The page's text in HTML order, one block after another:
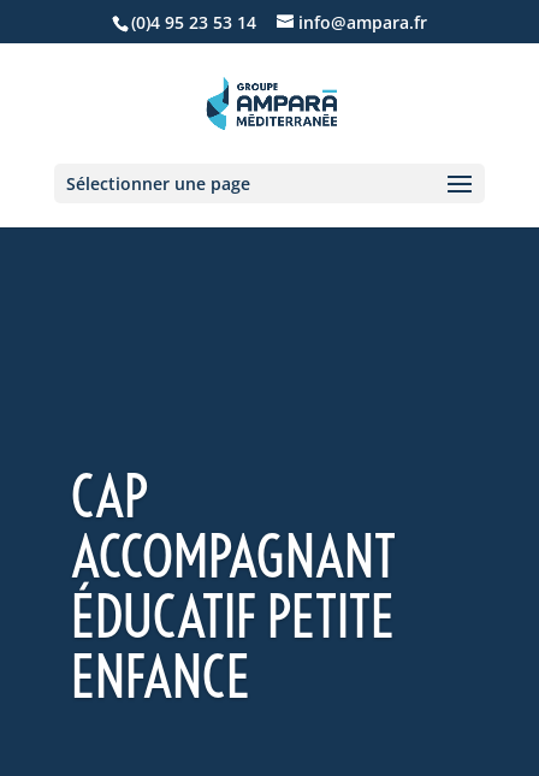
(0)4 95 23 53 14 info@ampara.fr
Sélectionner une page
CAP
ACCOMPAGNANT
ÉDUCATIF PETITE
ENFANCE